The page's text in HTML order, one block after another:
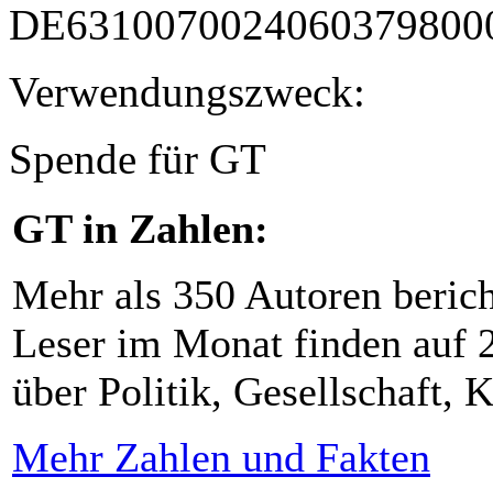
Verwendungszweck:
Spende für GT
GT in Zahlen:
Mehr als 350 Autoren
Leser im Monat finden auf
über Politik, Gesellschaft,
Mehr Zahlen und Fakten